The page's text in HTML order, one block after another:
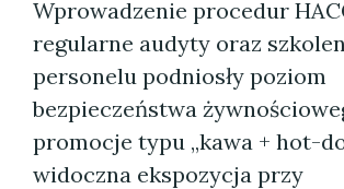
Wprowadzenie procedur
regularne audyty oraz
personelu podniosły poziom
bezpieczeństwa
promocje typu „kawa + hot-
widoczna ekspozycja przy